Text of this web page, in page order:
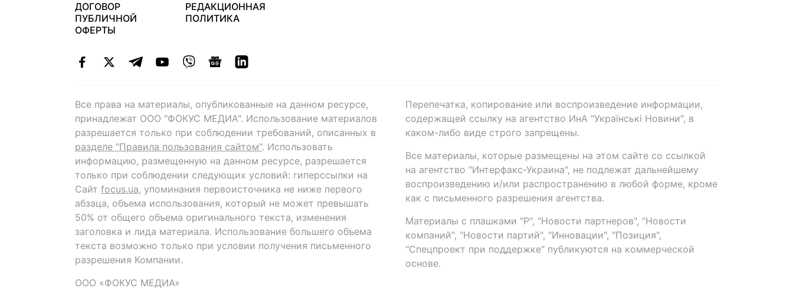
ДОГОВОР
ПУБЛИЧНОЙ
ОФЕРТЫ
РЕДАКЦИОННАЯ
ПОЛИТИКА
Все права на материалы, опубликованные на данном ресурсе,
принадлежат ООО "ФОКУС МЕДИА". Использование материалов
разрешается только при соблюдении требований, описанных в
разделе "Правила пользования сайтом". Использовать
информацию, размещенную на данном ресурсе, разрешается
только при соблюдении следующих условий: гиперссылки на
Сайт focus.ua, упоминания первоисточника не ниже первого
абзаца, объема использования, который не может превышать
50% от общего объема оригинального текста, изменения
заголовка и лида материала. Использование большего объема
текста возможно только при условии получения письменного
разрешения Компании.
ООО «ФОКУС МЕДИА»
Перепечатка, копирование или воспроизведение информации,
содержащей ссылку на агентство ИнА "Українські Новини", в
каком-либо виде строго запрещены.
Все материалы, которые размещены на этом сайте со ссылкой
на агентство "Интерфакс-Украина", не подлежат дальнейшему
воспроизведению и/или распространению в любой форме, кроме
как с письменного разрешения агентства.
Материалы с плашками "Р", "Новости партнеров", "Новости
компаний", "Новости партий", "Инновации", "Позиция",
"Спецпроект при поддержке" публикуются на коммерческой
основе.